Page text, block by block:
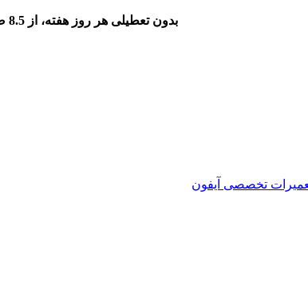
بدون تعطیلی هر روز هفته، از 8.5 صبح تا 9 شب